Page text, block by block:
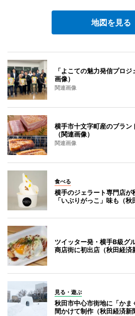
地図を見る
「よこての魅力発信プロ
画像）
関連画像
横手市十文字町産のブラン
（関連画像）
関連画像
食べる
横手のジェラート専門店
「いぶりがっこ」味も（秋
ツイッター発・横手B級グ
商店街に初出店（秋田経済
見る・遊ぶ
秋田市中心市街地に「かま
間かけて制作（秋田経済新